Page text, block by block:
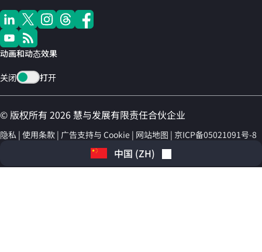
动画和动态效果
关闭 打开
© 版权所有 2026 慧与发展有限责任合伙企业
隐私 使用条款 广告支持与 Cookie 网站地图 京ICP备05021091号-8
中国 (ZH)